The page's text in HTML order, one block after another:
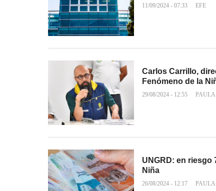
11/09/2024 - 07:33 EFE
Carlos Carrillo,
Fenómeno de la
29/08/2024 - 12:55
UNGRD: en riesgo
Niña
26/08/2024 - 12:17